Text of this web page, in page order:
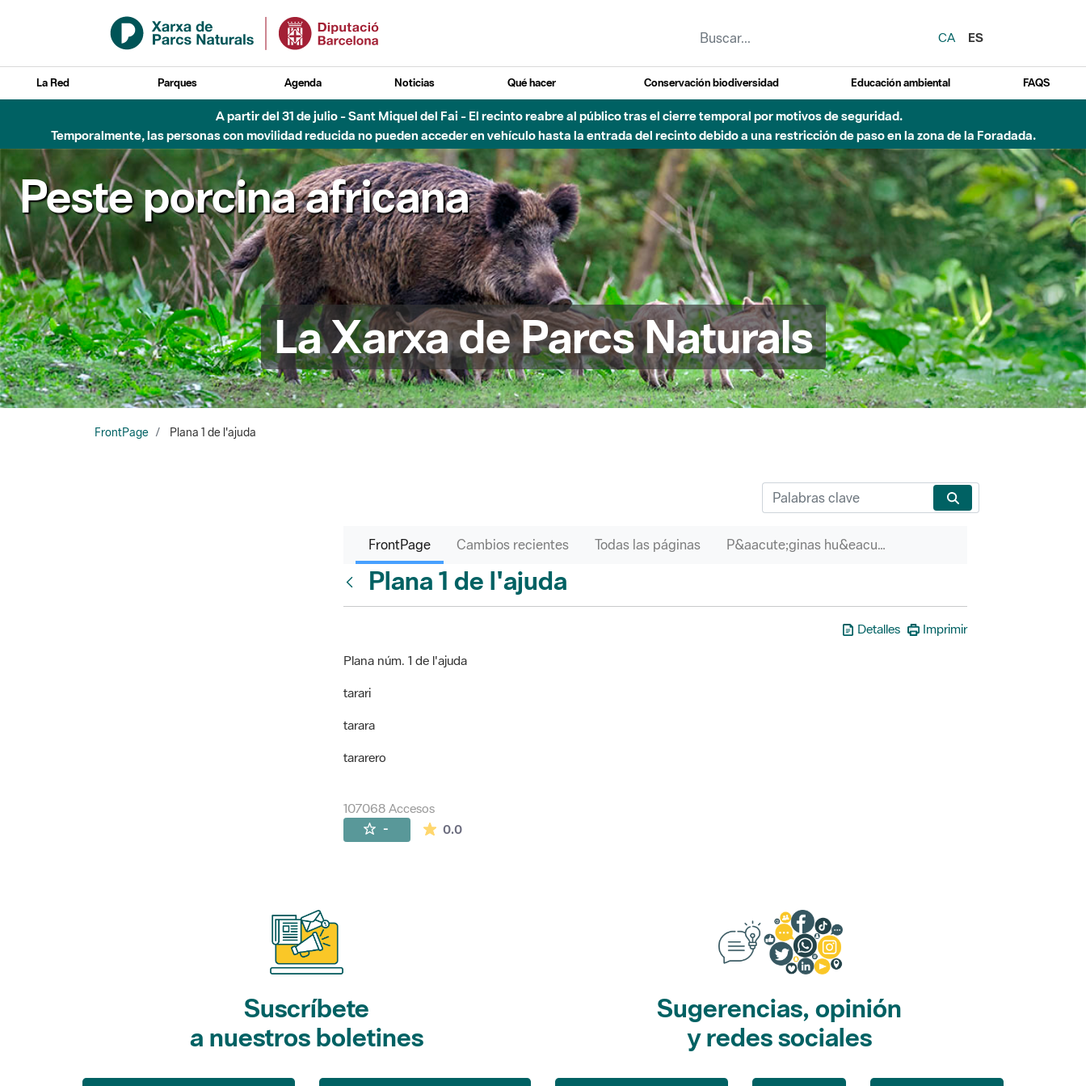
Saltar al contenido principal
CA
ES
La Red Parques Agenda Noticias Qué hacer Conservación biodiversidad Educación ambiental FAQS
A partir del 31 de julio - Sant Miquel del Fai - El recinto reabre al público tras el cierre temporal por motivos de seguridad.
Temporalmente, las personas con movilidad reducida no pueden acceder en vehículo hasta la entrada del recinto debido a una restricción de paso en la zona de la Foradada.
Peste porcina africana
La Xarxa de Parcs Naturals
FrontPage Plana 1 de l'ajuda
FrontPage Cambios recientes Todas las páginas P&aacute;ginas hu&eacute;rfanas
Plana 1 de l'ajuda
Detalles
Imprimir
Plana núm. 1 de l'ajuda
tarari
tarara
tararero
107068 Accesos
- 0.0La valoración media es de 0 estrellas de 5.
Suscríbete
a nuestros boletines
Sugerencias, opinión
y redes sociales